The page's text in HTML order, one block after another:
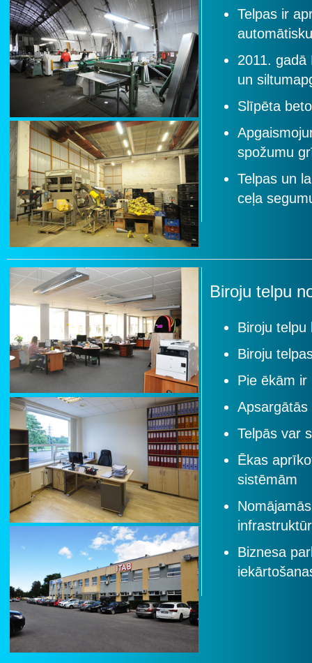
Telpas ir
2011.
un
Slīpēta
spožumu
Telpas un
ceļa
Biroju telpu
Biroju telpu
Biroju
Pie ēkām ir
Telpās var
Ēkas
sistēmām
Biznesa